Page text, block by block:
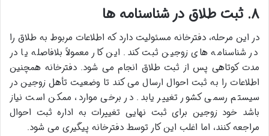
۸. ثبت طلاق در شناسنامه ها
در این مرحله، دفترخانه مسئولیت دارد که اطلاعات مربوط به طلاق را
در شناسنامه های زوجین ثبت کند. این کار معمولاً بلافاصله یا در
مدت کوتاهی پس از ثبت طلاق انجام می شود. دفترخانه همچنین
اطلاعات را به ثبت احوال ارسال می کند تا وضعیت تأهل زوجین در
سیستم رسمی کشور تغییر یابد. در برخی موارد، ممکن است نیاز
باشد خود زوجین برای ثبت نهایی تغییرات به اداره ثبت احوال
مراجعه کنند، اما اغلب این کار توسط دفترخانه پیگیری می شود.